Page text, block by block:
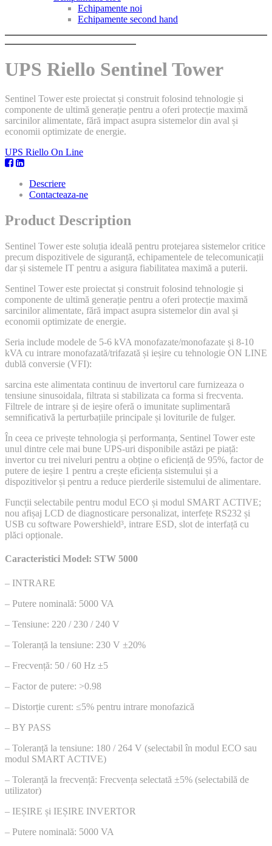
Echipamente noi
Echipamente second hand
UPS Riello Sentinel Tower
Sentinel Tower este proiectat și construit folosind tehnologie și
componente de ultimă generație pentru a oferi protecție maximă
sarcinilor alimentate, fără impact asupra sistemelor din aval și
economii optimizate de energie.
UPS Riello On Line
Descriere
Contacteaza-ne
Product Description
Sentinel Tower este soluția ideală pentru protejarea sistemelor critice
precum dispozitivele de siguranță, echipamentele de telecomunicații
dar și sistemele IT pentru a asigura fiabilitatea maximă a puterii.
Sentinel Tower este proiectat și construit folosind tehnologie și
componente de ultimă generație pentru a oferi protecție maximă
sarcinilor alimentate, fără impact asupra sistemelor din aval și
economii optimizate de energie.
Seria include modele de 5-6 kVA monofazate/monofazate și 8-10
kVA cu intrare monofazată/trifazată și ieșire cu tehnologie ON LINE
dublă conversie (VFI):
sarcina este alimentata continuu de invertorul care furnizeaza o
tensiune sinusoidala, filtrata si stabilizata ca forma si frecventa.
Filtrele de intrare și de ieșire oferă o imunitate suplimentară
semnificativă la perturbațiile principale și loviturile de fulger.
În ceea ce privește tehnologia și performanța, Sentinel Tower este
unul dintre cele mai bune UPS-uri disponibile astăzi pe piață:
invertor cu trei niveluri pentru a obține o eficiență de 95%, factor de
putere de ieșire 1 pentru a crește eficiența sistemului și a
dispozitivelor și pentru a reduce pierderile sistemului de alimentare.
Funcții selectabile pentru modul ECO și modul SMART ACTIVE;
nou afișaj LCD de diagnosticare personalizat, interfețe RS232 și
USB cu software Powershield³, intrare ESD, slot de interfață cu
plăci opționale.
Caracteristici Model: STW 5000
– INTRARE
– Putere nominală: 5000 VA
– Tensiune: 220 / 230 / 240 V
– Toleranță la tensiune: 230 V ±20%
– Frecvență: 50 / 60 Hz ±5
– Factor de putere: >0.98
– Distorție curent: ≤5% pentru intrare monofazică
– BY PASS
– Toleranță la tensiune: 180 / 264 V (selectabil în modul ECO sau
modul SMART ACTIVE)
– Toleranță la frecvență: Frecvența selectată ±5% (selectabilă de
utilizator)
– IEȘIRE și IEȘIRE INVERTOR
– Putere nominală: 5000 VA